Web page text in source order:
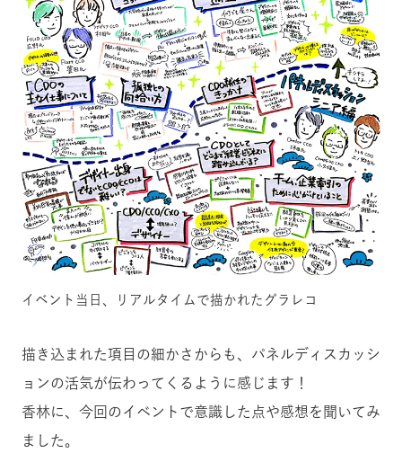
イベント当日、リアルタイムで描かれたグラレコ
描き込まれた項目の細かさからも、パネルディスカッシ
ョンの活気が伝わってくるように感じます！
香林に、今回のイベントで意識した点や感想を聞いてみ
ました。